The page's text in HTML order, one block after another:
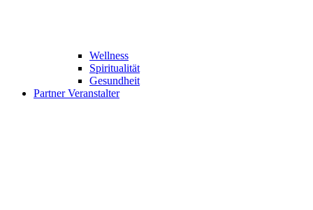
Wellness
Spiritualität
Gesundheit
Partner Veranstalter